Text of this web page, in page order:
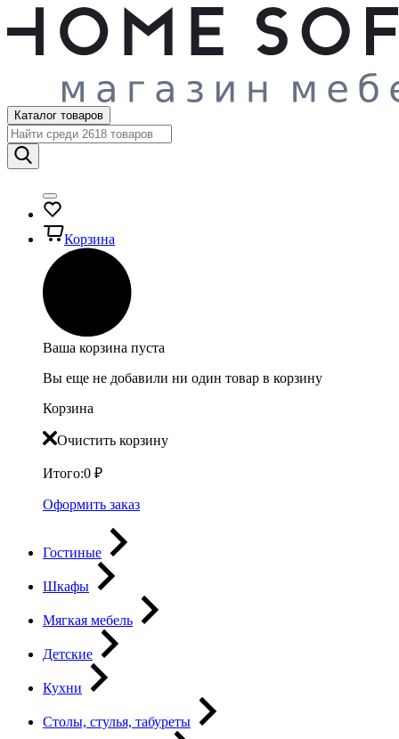
Каталог товаров
Корзина
Ваша корзина пуста
Вы еще не добавили ни один товар в корзину
Корзина
Очистить корзину
Итого:0 ₽
Оформить заказ
Гостиные
Шкафы
Мягкая мебель
Детские
Кухни
Столы, стулья, табуреты